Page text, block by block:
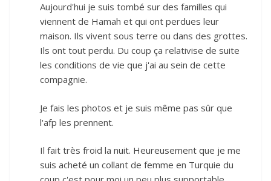
Aujourd'hui je suis tombé sur des familles qui
viennent de Hamah et qui ont perdues leur
maison. Ils vivent sous terre ou dans des grottes.
Ils ont tout perdu. Du coup ça relativise de suite
les conditions de vie que j'ai au sein de cette
compagnie.
Je fais les photos et je suis même pas sûr que
l'afp les prennent.
Il fait très froid la nuit. Heureusement que je me
suis acheté un collant de femme en Turquie du